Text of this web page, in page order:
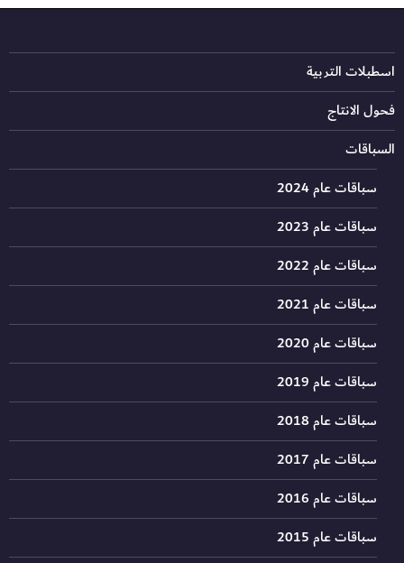
اسطبلات التربية
فحول الانتاج
السباقات
سباقات عام 2024
سباقات عام 2023
سباقات عام 2022
سباقات عام 2021
سباقات عام 2020
سباقات عام 2019
سباقات عام 2018
سباقات عام 2017
سباقات عام 2016
سباقات عام 2015